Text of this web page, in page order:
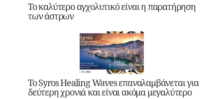
Το καλύτερο αγχολυτικό είναι η παρατήρηση
των άστρων
Το Syros Healing Waves επαναλαμβάνεται για
δεύτερη χρονιά και είναι ακόμα μεγαλύτερο